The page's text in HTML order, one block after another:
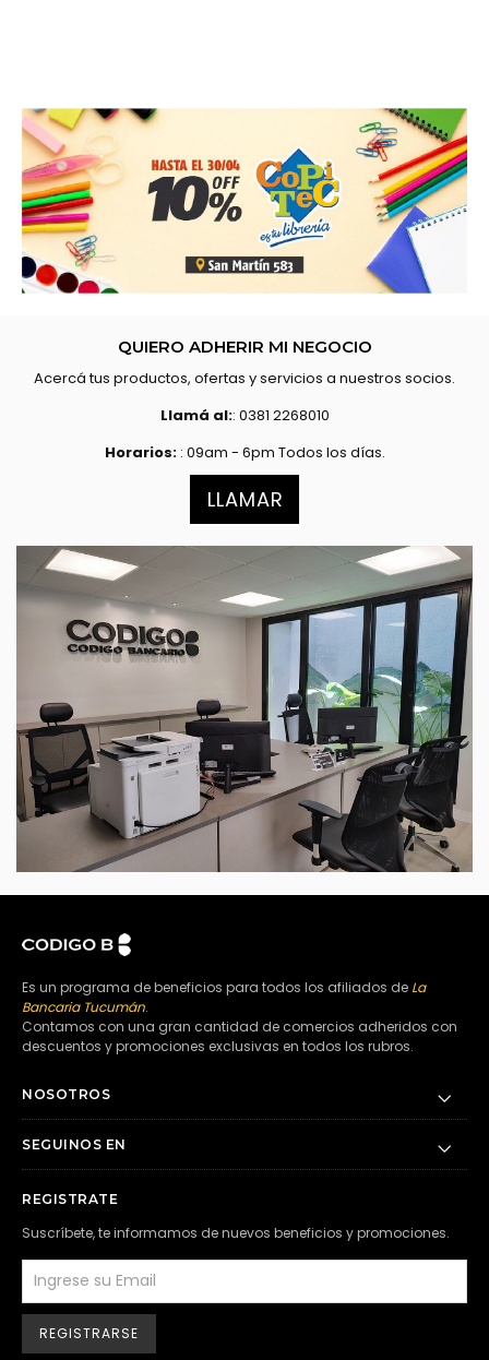
QUIERO ADHERIR MI NEGOCIO
Acercá tus productos, ofertas y servicios a nuestros socios.
Llamá al:: 0381 2268010
Horarios: : 09am - 6pm Todos los días.
LLAMAR
Es un programa de beneficios para todos los afiliados de La
Bancaria Tucumán.
Contamos con una gran cantidad de comercios adheridos con
descuentos y promociones exclusivas en todos los rubros.
NOSOTROS
SEGUINOS EN
REGISTRATE
Suscríbete, te informamos de nuevos beneficios y promociones.
REGISTRARSE